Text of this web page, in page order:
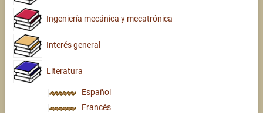
Ingeniería mecánica y mecatrónica
Interés general
Literatura
Español
Francés